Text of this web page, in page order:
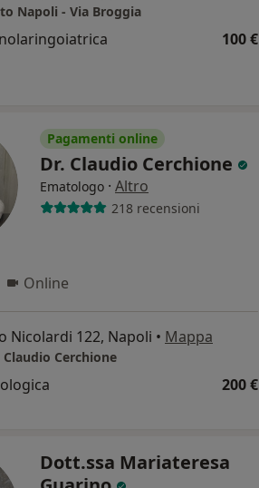
Napoli - Via Broggia
100 €
Pagamenti online
Dr. Claudio Cerchione
Ematologo · Altro
218 recensioni
Online
Nicolardi 122, Napoli • Mappa
Cerchione
200 €
Dott.ssa Mariateresa